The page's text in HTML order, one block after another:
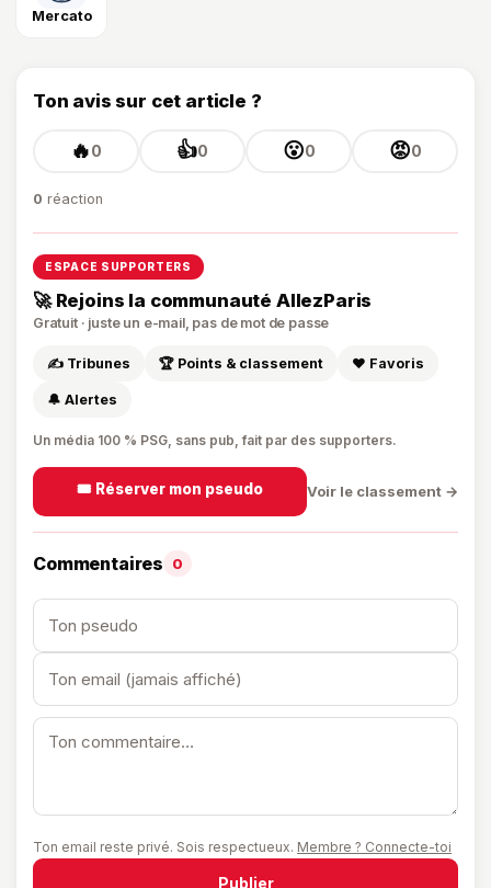
Mercato
Ton avis sur cet article ?
🔥0 👍0 😮0 😡0
0 réaction
ESPACE SUPPORTERS
🚀 Rejoins la communauté AllezParis
Gratuit · juste un e-mail, pas de mot de passe
✍️ Tribunes 🏆 Points & classement ❤️ Favoris
🔔 Alertes
Un média 100 % PSG, sans pub, fait par des supporters.
🎟️ Réserver mon pseudo Voir le classement →
Commentaires 0
Ton email reste privé. Sois respectueux. Membre ? Connecte-toi
Publier